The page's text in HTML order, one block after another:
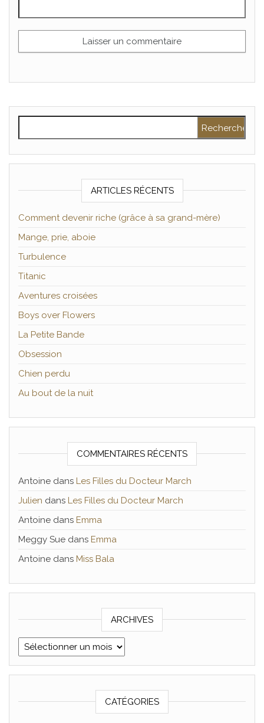
ARTICLES RÉCENTS
Comment devenir riche (grâce à sa grand-mère)
Mange, prie, aboie
Turbulence
Titanic
Aventures croisées
Boys over Flowers
La Petite Bande
Obsession
Chien perdu
Au bout de la nuit
COMMENTAIRES RÉCENTS
Antoine dans Les Filles du Docteur March
Julien dans Les Filles du Docteur March
Antoine dans Emma
Meggy Sue dans Emma
Antoine dans Miss Bala
ARCHIVES
Archives
CATÉGORIES